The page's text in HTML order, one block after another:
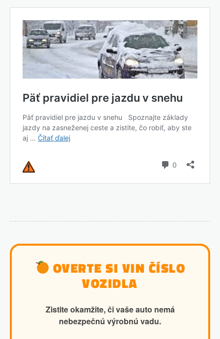
OVERTE SI VIN ČÍSLO
VOZIDLA
Zistite okamžite, či vaše auto nemá
nebezpečnú výrobnú vadu.